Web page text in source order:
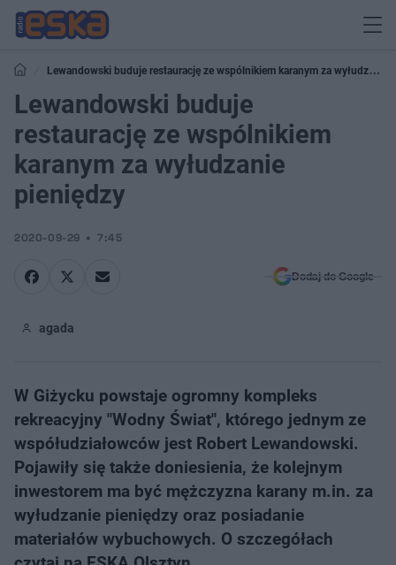
Lewandowski buduje restaurację ze wspólnikiem karanym za wyłudzanie
pieniędzy
Lewandowski buduje
restaurację ze wspólnikiem
karanym za wyłudzanie
pieniędzy
2020-09-29 7:45
Dodaj do Google
agada
W Giżycku powstaje ogromny kompleks
rekreacyjny "Wodny Świat", którego jednym ze
współudziałowców jest Robert Lewandowski.
Pojawiły się także doniesienia, że kolejnym
inwestorem ma być mężczyzna karany m.in. za
wyłudzanie pieniędzy oraz posiadanie
materiałów wybuchowych. O szczegółach